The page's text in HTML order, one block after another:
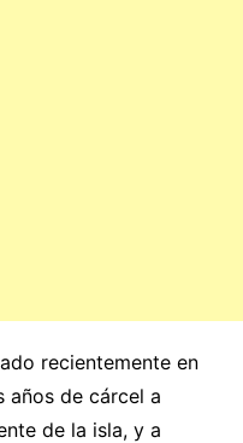
recientemente en
años de cárcel a
de la isla, y a